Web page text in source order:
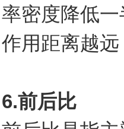
率密度降低
作用距离越
6.前后比